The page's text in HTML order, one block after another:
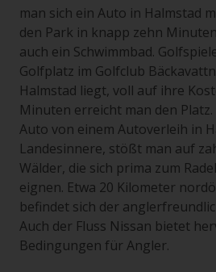
man sich ein Auto in Halmstad
den Park in knapp zehn
auch ein Schwimmbad.
Golfplatz im Golfclub
Halmstad liegt, voll auf ihre
Minuten erreicht man den
Auto von einem Autoverleih in
Landesinnere, stößt man auf
Wälder, die sich prima zum
eignen. Etwa 20 Kilometer
befindet sich der
Auch der Fluss Nissan bietet
Bedingungen für Angler.